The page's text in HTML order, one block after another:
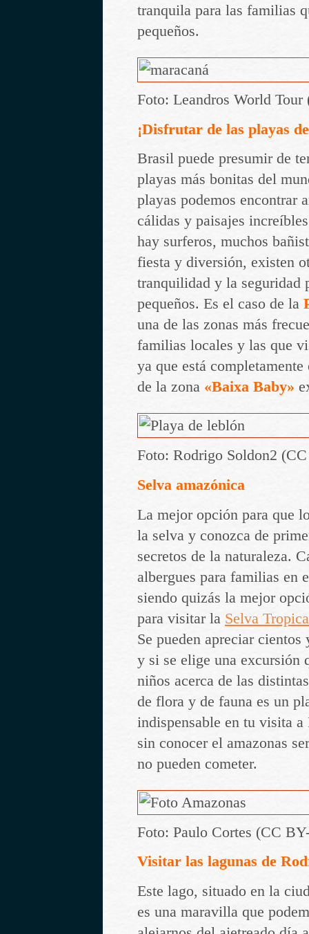
tranquila para las familias
pequeños.
Foto: Leandros World
¡Disfrutar de las playas
Brasil puede presumir de
playas más bonitas del
playas podemos encontrar
cálidas y paisajes
hay surferos, muchos
fiesta y diversión, existen
tranquilidad y la seguridad
pequeños. Es el caso de la
una de las zonas más
familias locales y las que
ya que está
de la zona «Baixa Baby»
Foto: Rodrigo Soldon2
Selva amazónica
La mejor opción para que
la selva y conozca de
secretos de la naturaleza.
albergues para familias en
siendo quizás la mejor
para visitar la Selva
Se pueden apreciar cientos
y si se elige una excursión
niños acerca de las
de flora y de fauna es un
indispensable en tu visita
sin conocer el amazonas
no pueden cometer.
Foto: Paulo Cortes (CC
Visitar las lagunas de
Este lago, situado en la
es una maravilla que